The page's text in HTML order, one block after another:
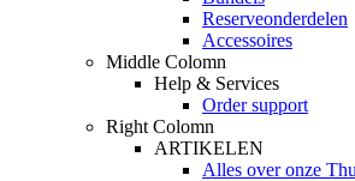
Reserveonderdelen
Accessoires
Middle Colomn
Help & Services
Order support
Right Colomn
ARTIKELEN
Alles over onze